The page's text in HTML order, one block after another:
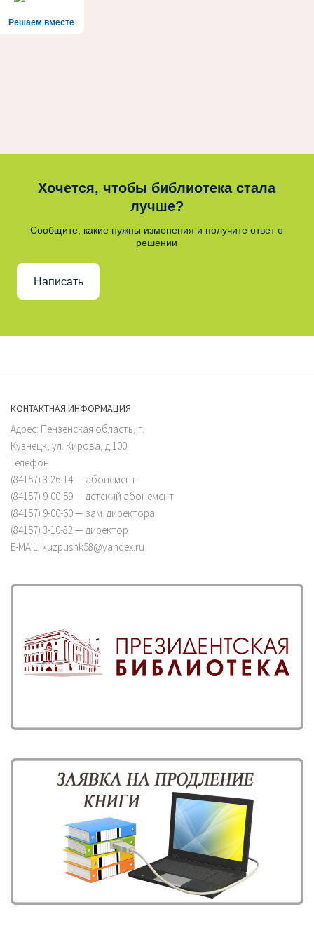
Решаем вместе
Хочется, чтобы библиотека стала
лучше?
Сообщите, какие нужны изменения и получите ответ о
решении
Написать
КОНТАКТНАЯ ИНФОРМАЦИЯ
Адрес: Пензенская область, г.
Кузнецк, ул. Кирова, д.100
Телефон:
(84157) 3-26-14 — абонемент
(84157) 9-00-59 — детский абонемент
(84157) 9-00-60 — зам. директора
(84157) 3-10-82 — директор
E-MAIL: kuzpushk58@yandex.ru